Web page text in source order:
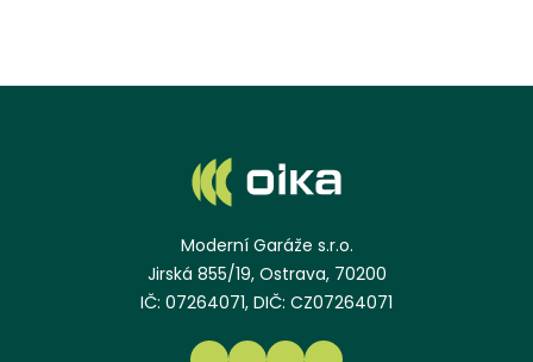
Moderní Garáže s.r.o.
Jirská 855/19, Ostrava, 70200
IČ: 07264071, DIČ: CZ07264071